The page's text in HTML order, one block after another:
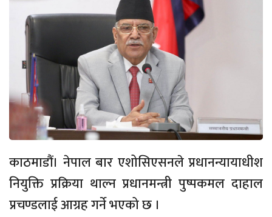
काठमाडौं। नेपाल बार एशोसिएसनले प्रधानन्यायाधीश
नियुक्ति प्रक्रिया थाल्न प्रधानमन्त्री पुष्पकमल दाहाल
प्रचण्डलाई आग्रह गर्ने भएको छ ।